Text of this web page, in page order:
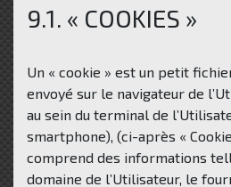
9.1. « COOKIES »
Un « cookie » est un petit
envoyé sur le navigateur de
au sein du terminal de
smartphone), (ci-après «
comprend des informations
domaine de l’Utilisateur, le